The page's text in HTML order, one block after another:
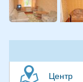
Центр